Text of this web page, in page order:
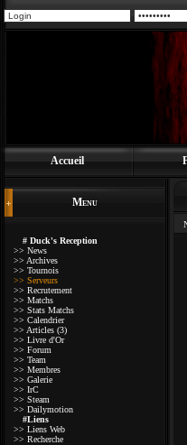
Accueil
Menu
# Duck's Reception
>> News
>> Archives
>> Tournois
>> Serveurs
>> Recrutement
>> Matchs
>> Stats Matchs
>> Calendrier
>> Articles (3)
>> Livre d'Or
>> Forum
>> Team
>> Membres
>> Galerie
>> IrC
>> Steam
>> Dailymotion
#Liens
>> Liens Web
>> Recherche